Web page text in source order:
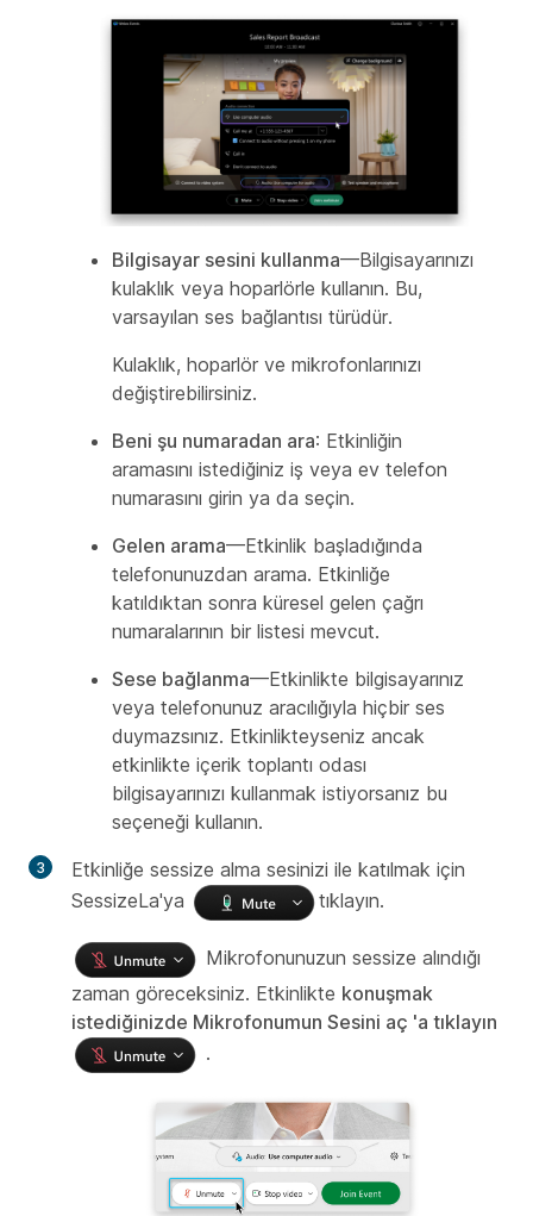
Bilgisayar sesini kullanma—Bilgisayarınızı
kulaklık veya hoparlörle kullanın. Bu,
varsayılan ses bağlantısı türüdür.
Kulaklık, hoparlör ve mikrofonlarınızı
değiştirebilirsiniz.
Beni şu numaradan ara: Etkinliğin
aramasını istediğiniz iş veya ev telefon
numarasını girin ya da seçin.
Gelen arama—Etkinlik başladığında
telefonunuzdan arama. Etkinliğe
katıldıktan sonra küresel gelen çağrı
numaralarının bir listesi mevcut.
Sese bağlanma—Etkinlikte bilgisayarınız
veya telefonunuz aracılığıyla hiçbir ses
duymazsınız. Etkinlikteyseniz ancak
etkinlikte içerik toplantı odası
bilgisayarınızı kullanmak istiyorsanız bu
seçeneği kullanın.
Etkinliğe sessize alma sesinizi ile katılmak için
SessizeLa'ya
tıklayın.
Mikrofonunuzun sessize alındığı
zaman göreceksiniz. Etkinlikte konuşmak
istediğinizde Mikrofonumun Sesini aç 'a tıklayın
.